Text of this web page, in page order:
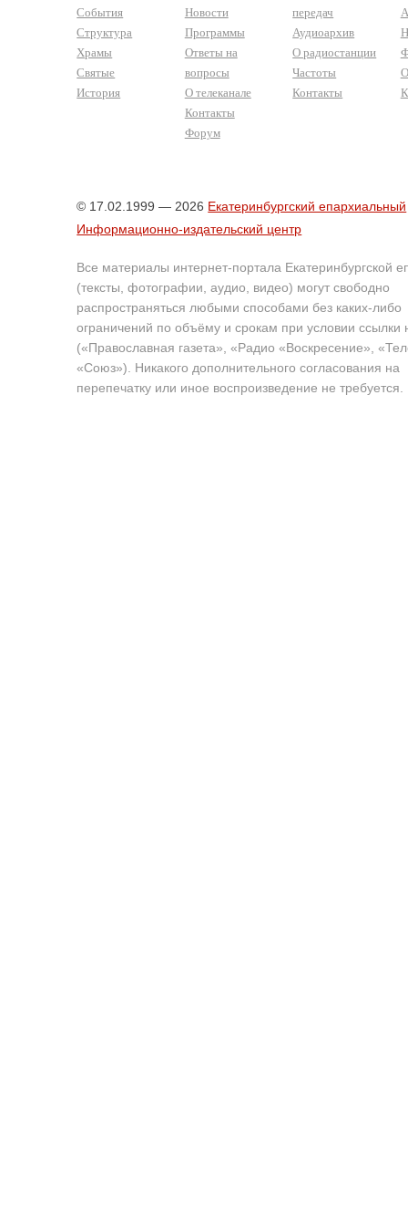
События
Структура
Храмы
Святые
История
Новости
Программы
Ответы на
вопросы
О телеканале
Контакты
Форум
передач
Аудиоархив
О радиостанции
Частоты
Контакты
© 17.02.1999 — 2026 Екатеринбургский епархиальный
Информационно-издательский центр
Все материалы интернет-портала Екатеринбургской
(тексты, фотографии, аудио, видео) могут свободно
распространяться любыми способами без каких-либо
ограничений по объёму и срокам при условии ссылки
(«Православная газета», «Радио «Воскресение»,
«Союз»). Никакого дополнительного согласования на
перепечатку или иное воспроизведение не требуется.